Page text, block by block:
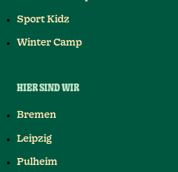
Sport Kidz
Winter Camp
HIER SIND WIR
Bremen
Leipzig
Pulheim